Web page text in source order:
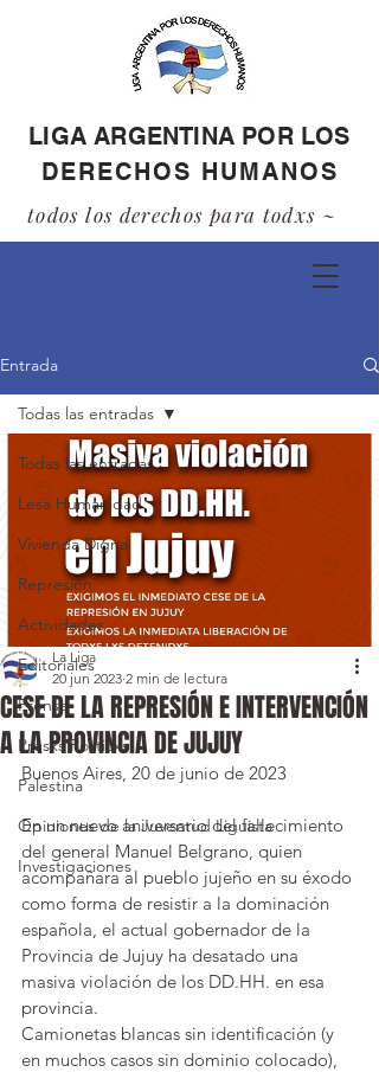
LIGA ARGENTINA POR LOS
DERECHOS HUMANOS
todos los derechos para todxs ~
Entrada
Todas las entradas
Lesa Humanidad
Vivienda Digna
Represión
Actividades
Editoriales
Prensa
Presxs Políticxs
Palestina
Opiniones de la Juventud Liguista
Investigaciones
Todas las entradas
CESE DE LA REPRESIÓN E INTERVENCIÓN
A LA PROVINCIA DE JUJUY
La Liga
20 jun 2023 2 min de lectura
Buenos Aires, 20 de junio de 2023
En un nuevo aniversario del fallecimiento
del general Manuel Belgrano, quien
acompañara al pueblo jujeño en su éxodo
como forma de resistir a la dominación
española, el actual gobernador de la
Provincia de Jujuy ha desatado una
masiva violación de los DD.HH. en esa
provincia.
Camionetas blancas sin identificación (y
en muchos casos sin dominio colocado),